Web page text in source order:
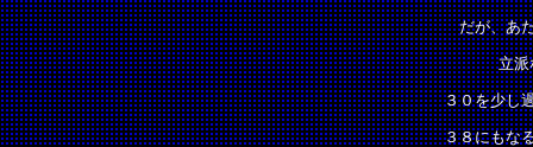
だが、あ
立派
３０を少し
３８にもな